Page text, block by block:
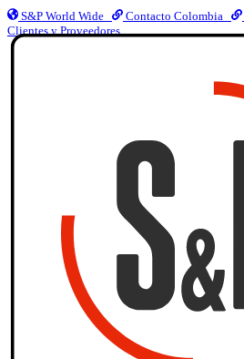
S&P World Wide Contacto Colombia
Clientes y Proveedores